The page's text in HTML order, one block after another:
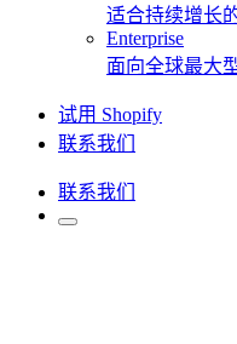
适合持续增长
Enterprise
面向全球最大
试用 Shopify
联系我们
联系我们